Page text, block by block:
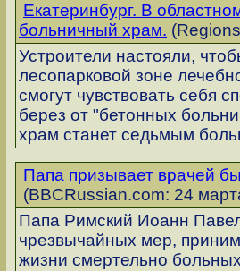
Екатеринбург. В
больничный храм.
Устроители настояли,
лесопарковой зоне
смогут чувствовать себя
берез от "бетонных
храм станет седьмым
Папа призывает врачей
(BBCRussian.com: 24
Папа Римский Иоанн
чрезвычайных мер,
жизни смертельно